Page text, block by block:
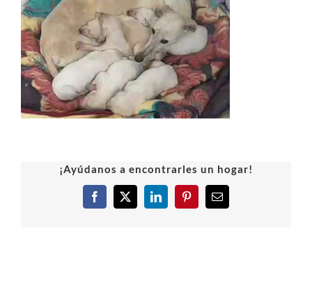
¡Ayúdanos a encontrarles un hogar!
Facebook
X LinkedInPinterestCorreo